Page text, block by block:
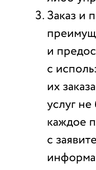
Заказ и
и
с
их
услуг
каждое
с